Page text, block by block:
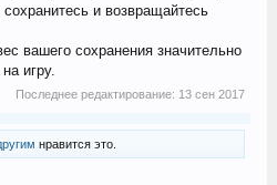
и возвращайтесь
вашего сохранения значительно
игру.
Последнее редактирование: 13 сен 2017
нравится это.